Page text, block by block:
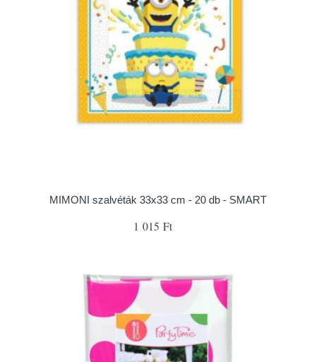
MIMONI szalvéták 33x33 cm - 20 db - SMART
1 015 Ft